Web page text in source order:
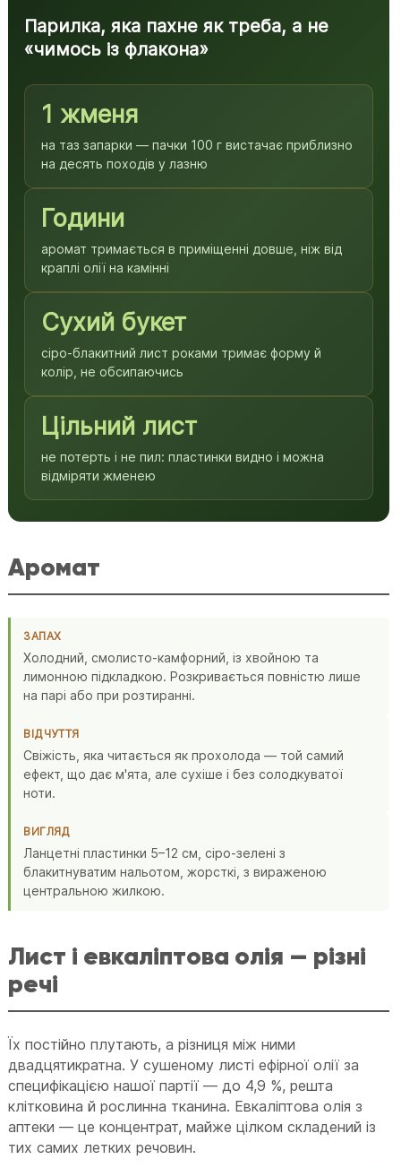
Парилка, яка пахне як треба, а не
«чимось із флакона»
1 жменя
на таз запарки — пачки 100 г вистачає приблизно
на десять походів у лазню
Години
аромат тримається в приміщенні довше, ніж від
краплі олії на камінні
Сухий букет
сіро-блакитний лист роками тримає форму й
колір, не обсипаючись
Цільний лист
не потерть і не пил: пластинки видно і можна
відміряти жменею
Аромат
ЗАПАХ
Холодний, смолисто-камфорний, із хвойною та
лимонною підкладкою. Розкривається повністю лише
на парі або при розтиранні.
ВІДЧУТТЯ
Свіжість, яка читається як прохолода — той самий
ефект, що дає м'ята, але сухіше і без солодкуватої
ноти.
ВИГЛЯД
Ланцетні пластинки 5–12 см, сіро-зелені з
блакитнуватим нальотом, жорсткі, з вираженою
центральною жилкою.
Лист і евкаліптова олія — різні
речі
Їх постійно плутають, а різниця між ними
двадцятикратна. У сушеному листі ефірної олії за
специфікацією нашої партії — до 4,9 %, решта
клітковина й рослинна тканина. Евкаліптова олія з
аптеки — це концентрат, майже цілком складений із
тих самих летких речовин.